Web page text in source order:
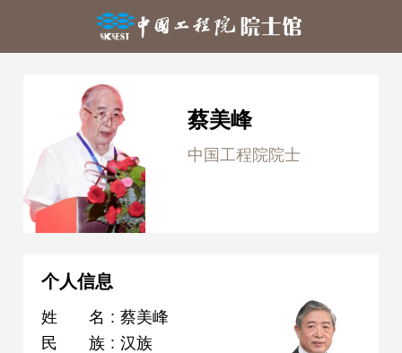
蔡美峰
中国工程院院士
个人信息
姓名 : 蔡美峰
民族 : 汉族